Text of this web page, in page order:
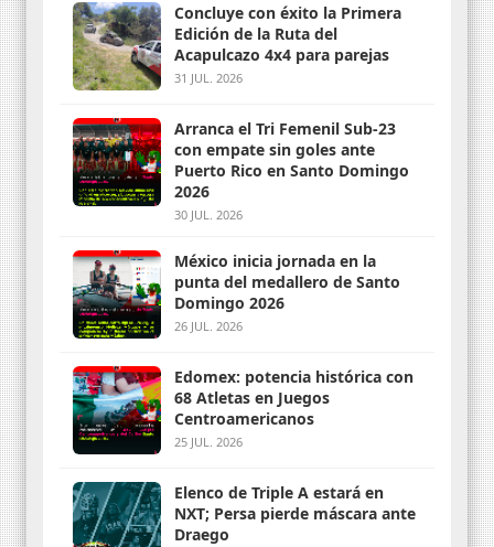
Concluye con éxito la Primera
Edición de la Ruta del
Acapulcazo 4x4 para parejas
31 JUL. 2026
Arranca el Tri Femenil Sub-23
con empate sin goles ante
Puerto Rico en Santo Domingo
2026
30 JUL. 2026
México inicia jornada en la
punta del medallero de Santo
Domingo 2026
26 JUL. 2026
Edomex: potencia histórica con
68 Atletas en Juegos
Centroamericanos
25 JUL. 2026
Elenco de Triple A estará en
NXT; Persa pierde máscara ante
Draego